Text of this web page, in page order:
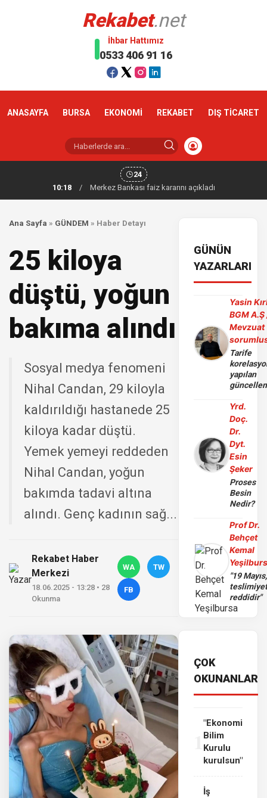
Rekabet.net
İhbar Hattımız
0533 406 91 16
ANASAYFA BURSA EKONOMİ REKABET DIŞ TİCARET
24
10:18
/ Merkez Bankası faiz kararını açıkladı
Ana Sayfa » GÜNDEM » Haber Detayı
25 kiloya
düştü, yoğun
bakıma alındı
Sosyal medya fenomeni
Nihal Candan, 29 kiloyla
kaldırıldığı hastanede 25
kiloya kadar düştü.
Yemek yemeyi reddeden
Nihal Candan, yoğun
bakımda tadavi altına
alındı. Genç kadının sağ...
Rekabet Haber
Merkezi
18.06.2025 - 13:28 • 28
Okunma
WA TW
FB
GÜNÜN
YAZARLARI
Yasin
BGM A.Ş
Mevzuat
Tarife
yapılan
Yrd.
Doç.
Dr.
Dyt.
Esin
Şeker
Proses
Besin
Nedir?
Prof Dr.
Behçet
Kemal
"19 Mayıs,
reddidir"
ÇOK
OKUNANLAR
"Ekonomi
Bilim
Kurulu
kurulsun"
İş